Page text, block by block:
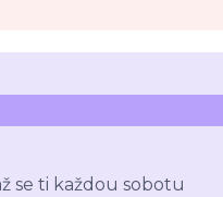
se ti každou sobotu